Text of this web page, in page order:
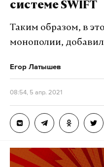
системе SWIFT
Таким образом, в
монополии,
Егор Латышев
08:54, 5 апр. 2021